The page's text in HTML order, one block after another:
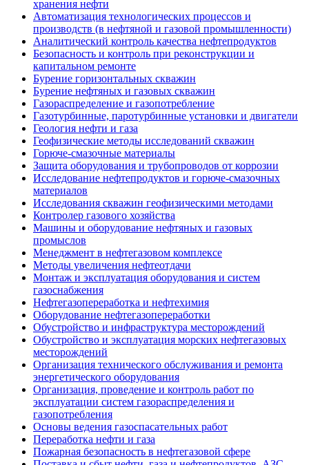
хранения нефти
Автоматизация технологических процессов и
производств (в нефтяной и газовой промышленности)
Аналитический контроль качества нефтепродуктов
Безопасность и контроль при реконструкции и
капитальном ремонте
Бурение горизонтальных скважин
Бурение нефтяных и газовых скважин
Газораспределение и газопотребление
Газотурбинные, паротурбинные установки и двигатели
Геология нефти и газа
Геофизические методы исследований скважин
Горюче-смазочные материалы
Защита оборудования и трубопроводов от коррозии
Исследование нефтепродуктов и горюче-смазочных
материалов
Исследования скважин геофизическими методами
Контролер газового хозяйства
Машины и оборудование нефтяных и газовых
промыслов
Менеджмент в нефтегазовом комплексе
Методы увеличения нефтеотдачи
Монтаж и эксплуатация оборудования и систем
газоснабжения
Нефтегазопереработка и нефтехимия
Оборудование нефтегазопереработки
Обустройство и инфраструктура месторождений
Обустройство и эксплуатация морских нефтегазовых
месторождений
Организация технического обслуживания и ремонта
энергетического оборудования
Организация, проведение и контроль работ по
эксплуатации систем газораспределения и
газопотребления
Основы ведения газоспасательных работ
Переработка нефти и газа
Пожарная безопасность в нефтегазовой сфере